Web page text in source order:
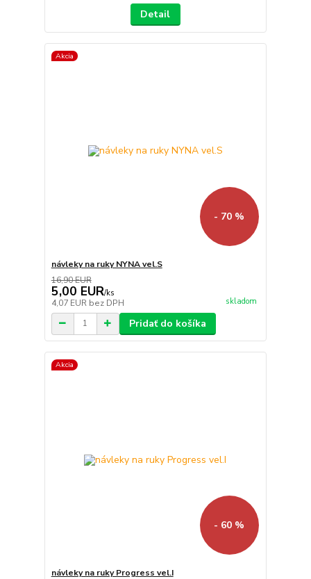
Detail
Akcia
- 70 %
návleky na ruky NYNA vel.S
16,90 EUR
5,00 EUR/ks
4,07 EUR bez DPH skladom
Pridať do košíka
Akcia
- 60 %
návleky na ruky Progress vel.I